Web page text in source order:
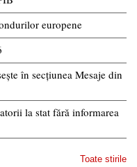
europene
în secțiunea Mesaje din
la stat fără informarea
Toate stirile